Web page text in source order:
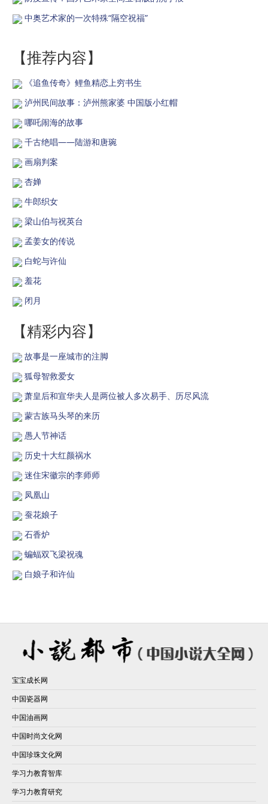
中奥艺术家的一次特殊“隔空祝福”
【推荐内容】
《追鱼传奇》鲤鱼精恋上穷书生
泸州民间故事：泸州熊家婆 中国版小红帽
哪吒闹海的故事
千古绝唱——陆游和唐琬
画扇判案
杏婵
牛郎织女
梁山伯与祝英台
孟姜女的传说
白蛇与许仙
羞花
闭月
【精彩内容】
故事是一座城市的注脚
狐母智救爱女
萧皇后和宣华夫人是两位被人多次易手、历尽风流
蒙古族马头琴的来历
愚人节神话
历史十大红颜祸水
迷住宋徽宗的李师师
凤凰山
蚕花娘子
石香炉
蝙蝠双飞梁祝魂
白娘子和许仙
宝宝成长网
中国瓷器网
中国油画网
中国时尚文化网
中国珍珠文化网
学习力教育智库
学习力教育研究